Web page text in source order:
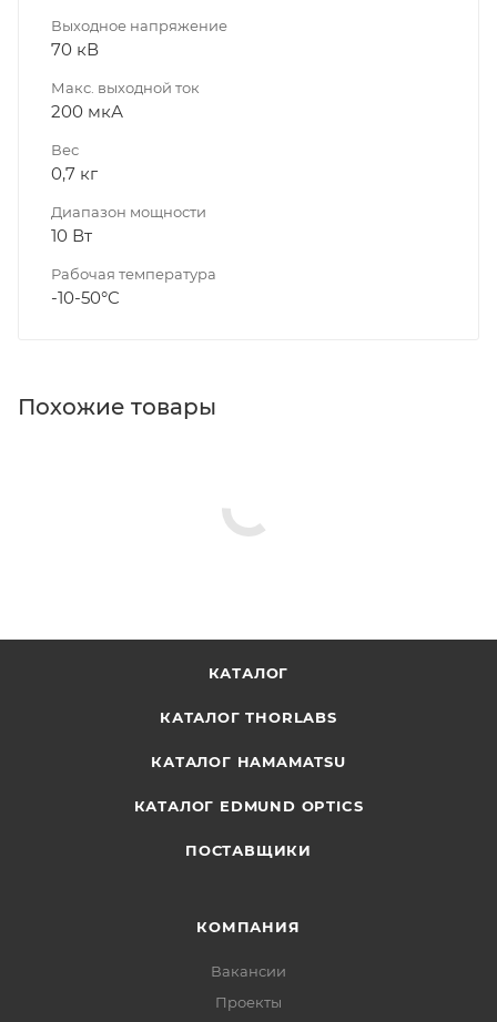
Выходное напряжение
70 кВ
Макс. выходной ток
200 мкА
Вес
0,7 кг
Диапазон мощности
10 Вт
Рабочая температура
-10-50°C
Похожие товары
КАТАЛОГ
КАТАЛОГ THORLABS
КАТАЛОГ HAMAMATSU
КАТАЛОГ EDMUND OPTICS
ПОСТАВЩИКИ
КОМПАНИЯ
Вакансии
Проекты